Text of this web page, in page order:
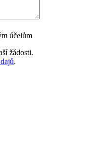
účelům
žádosti.
.